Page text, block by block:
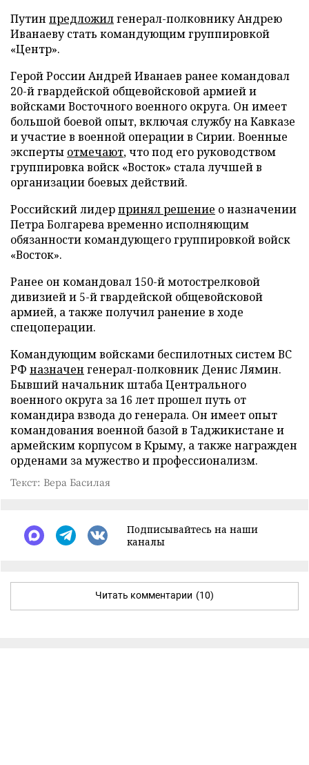
Путин предложилгенерал-полковнику Андрею
Иванаеву стать командующим группировкой
«Центр».
Герой России Андрей Иванаев ранее командовал
20-й гвардейской общевойсковой армией и
войсками Восточного военного округа. Он имеет
большой боевой опыт, включая службу на Кавказе
и участие в военной операции в Сирии. Военные
эксперты отмечают, что под его руководством
группировка войск «Восток» стала лучшей в
организации боевых действий.
Российский лидерпринял решение о назначении
Петра Болгарева временно исполняющим
обязанности командующего группировкой войск
«Восток».
Ранее он командовал 150-й мотострелковой
дивизией и 5-й гвардейской общевойсковой
армией, а также получил ранение в ходе
спецоперации.
Командующим войсками беспилотных систем ВС
РФ назначен генерал-полковник Денис Лямин.
Бывший начальник штаба Центрального
военного округа за 16 лет прошел путь от
командира взвода до генерала. Он имеет опыт
командования военной базой в Таджикистане и
армейским корпусом в Крыму, а также награжден
орденами за мужество и профессионализм.
Текст: Вера Басилая
Подписывайтесь на наши
каналы
Читать комментарии (10)